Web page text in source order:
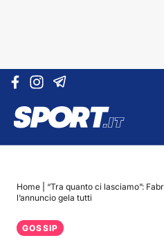
Vai al contenuto
Home
“Tra quanto ci lasciamo”:
l’annuncio gela tutti
GOSSIP